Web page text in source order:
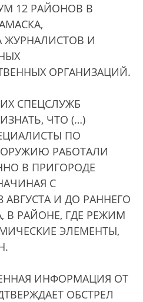
12 РАЙОНОВ В
ЖУРНАЛИСТОВ И
ОРГАНИЗАЦИЙ.
СПЕЦСЛУЖБ
ЧТО (…)
ПО
РАБОТАЛИ
В ПРИГОРОДЕ
С
АВГУСТА И ДО РАННЕГО
В РАЙОНЕ, ГДЕ РЕЖИМ
ЭЛЕМЕНТЫ,
ИНФОРМАЦИЯ ОТ
ОБСТРЕЛ